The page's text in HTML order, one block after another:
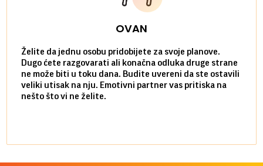
OVAN
Želite da jednu osobu pridobijete za svoje planove.
Dugo ćete razgovarati ali konačna odluka druge strane
ne može biti u toku dana. Budite uvereni da ste ostavili
veliki utisak na nju. Emotivni partner vas pritiska na
nešto što vi ne želite.